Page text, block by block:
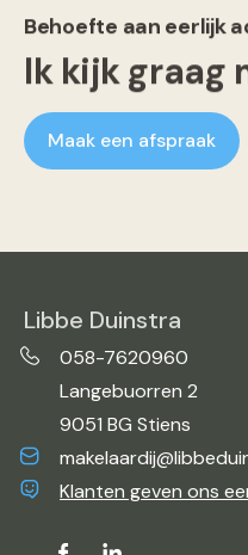
Behoefte aan eerlijk
Ik kijk graag
Maak een afspraak
Libbe Duinstra
058-7620960
Langebuorren 2
9051 BG Stiens
Klanten geven ons